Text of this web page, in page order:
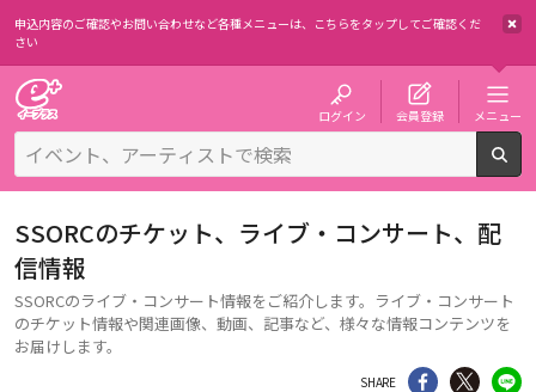
申込内容のご確認やお問い合わせなど各種メニューは、 こちらをタップしてご確認くだ
さい
ログイン 会員登録 メニュー
SSORCのチケット、ライブ・コンサート、配
信情報
SSORCのライブ・コンサート情報をご紹介します。ライブ・コンサート
のチケット情報や関連画像、動画、記事など、様々な情報コンテンツを
お届けします。
SHARE シェア Twitter